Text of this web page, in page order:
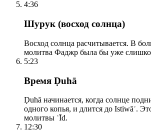
4:36
Шурук (восход солнца)
Восход солнца расчитывается. В
молитва Фаджр была бы уже
5:23
Время Ḍuhā
Ḍuhā начинается, когда солнце
одного копья, и длится до Istiwāʾ.
молитвы ʿĪd.
12:30